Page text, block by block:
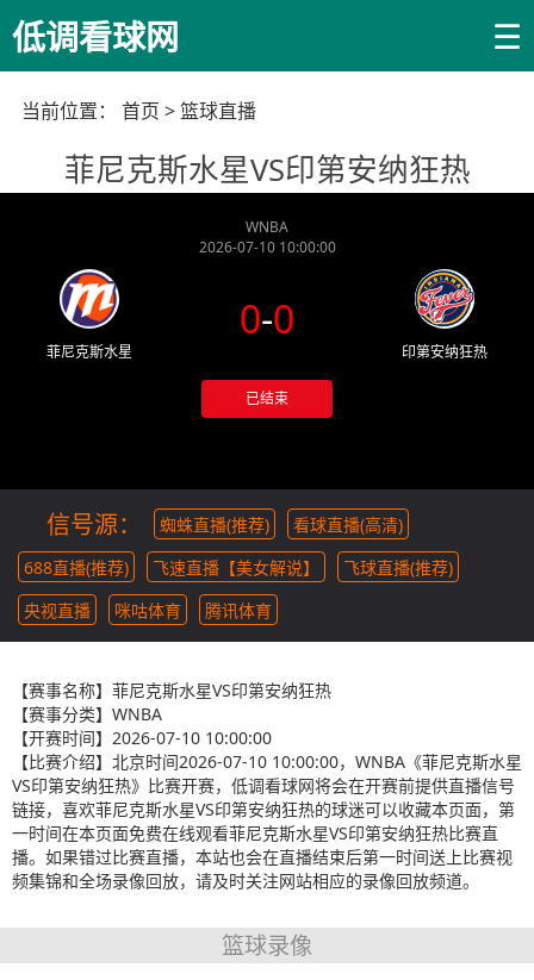
低调看球网 ☰
当前位置： 首页 >篮球直播
菲尼克斯水星VS印第安纳狂热
WNBA
2026-07-10 10:00:00
菲尼克斯水星
0-0
已结束
印第安纳狂热
信号源： 蜘蛛直播(推荐)
看球直播(高清)
688直播(推荐)
飞速直播【美女解说】
飞球直播(推荐)
央视直播
咪咕体育 腾讯体育
【赛事名称】 菲尼克斯水星VS印第安纳狂热
【赛事分类】 WNBA
【开赛时间】 2026-07-10 10:00:00
【比赛介绍】 北京时间2026-07-10 10:00:00，WNBA《菲尼克斯水星
VS印第安纳狂热》比赛开赛，低调看球网将会在开赛前提供直播信号
链接，喜欢菲尼克斯水星VS印第安纳狂热的球迷可以收藏本页面，第
一时间在本页面免费在线观看菲尼克斯水星VS印第安纳狂热比赛直
播。如果错过比赛直播，本站也会在直播结束后第一时间送上比赛视
频集锦和全场录像回放，请及时关注网站相应的录像回放频道。
篮球录像